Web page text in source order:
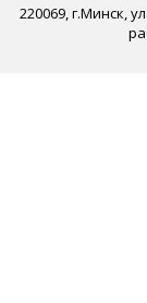
220069, г.Минск,